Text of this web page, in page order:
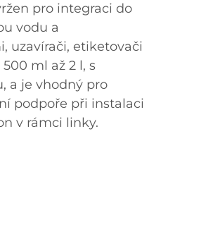
pro integraci do
vodu a
uzavírači, etiketovači
ml až 2 l, s
a je vhodný pro
podpoře při instalaci
v rámci linky.